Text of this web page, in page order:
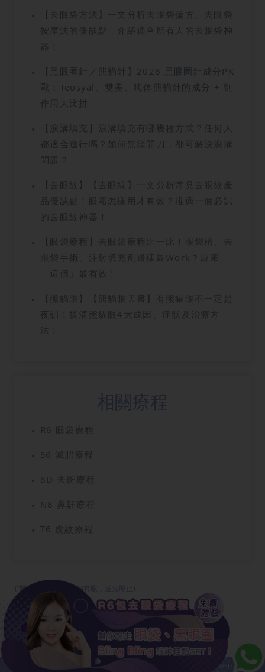
【去眼袋方法】一文分析去眼袋偏方、去眼袋
按摩法的優缺點，介紹適合所有人的去眼袋神
器！
【黑眼圈針／熊貓針】2026 黑眼圈針成分PK
戰：Teosyal、雙美、嗨体熊貓針的成分 + 副
作用大比拼
【淚溝填充】淚溝填充有哪幾種方式？任何人
都適合進行嗎？如何無須開刀，都可解決淚溝
問題？
【去眼紋】【去眼紋】一文分析常見去眼紋產
品優缺點！眼霜怎樣用才有效？推薦一個必試
的去眼紋神器！
【眼袋療程】去眼袋療程比一比！眼袋槍、去
眼袋手術、注射填充劑邊樣最Work？原來
「這個」最有效！
【熊貓眼】【熊貓眼天書】有熊貓眼不一定是
夜訓！搞清熊貓眼4大成因、症狀及治療方
法！
R6 眼袋療程
S6 減肥療程
8D 去斑療程
N8 鼻鼾療程
T6 虎紋療程
(⁺圖片只供參考，名額有限，送完即止)
免責條款 | 私隱政策
COPYRIGHT© NEW BEAUTY GROUP LIMITED ALL RIGHT RESERVED.